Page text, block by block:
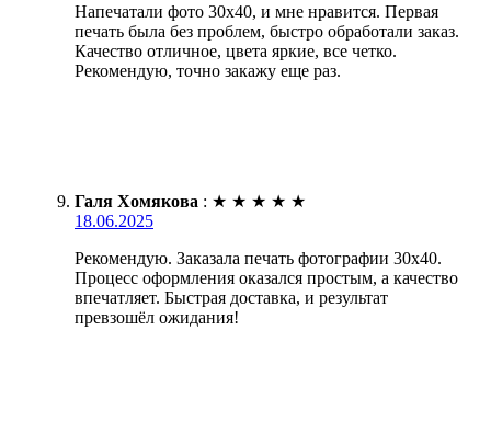
Напечатали фото 30х40, и мне нравится. Первая
печать была без проблем, быстро обработали заказ.
Качество отличное, цвета яркие, все четко.
Рекомендую, точно закажу еще раз.
Галя Хомякова : ★ ★ ★ ★ ★
18.06.2025
Рекомендую. Заказала печать фотографии 30х40.
Процесс оформления оказался простым, а качество
впечатляет. Быстрая доставка, и результат
превзошёл ожидания!